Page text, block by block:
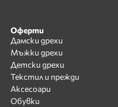
Оферти
Дамски дрехи
Мъжки дрехи
Детски дрехи
Текстил и прежди
Аксесоари
Обувки